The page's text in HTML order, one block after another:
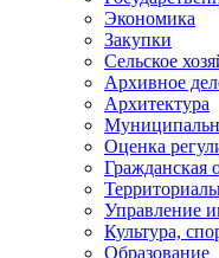
Экономика
Закупки
Сельское
Архивное
Архитектура
Оценка
Гражданская
Управление
Культура,
Образование